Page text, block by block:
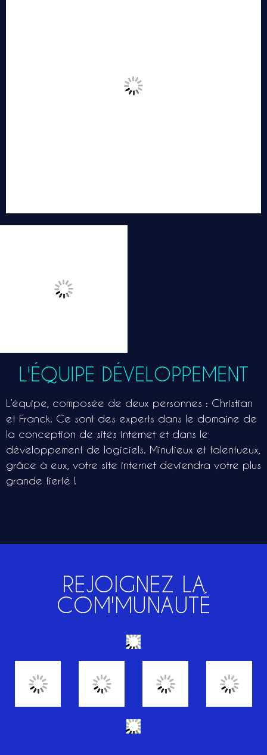
L'ÉQUIPE DÉVELOPPEMENT
L’équipe, composée de deux personnes : Christian
et Franck. Ce sont des experts dans le domaine de
la conception de sites internet et dans le
développement de logiciels. Minutieux et talentueux,
grâce à eux, votre site internet deviendra votre plus
grande fierté !
REJOIGNEZ LA
COM'MUNAUTÉ